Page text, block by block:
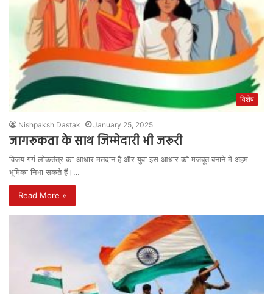
विशेष
Nishpaksh Dastak January 25, 2025
जागरूकता के साथ जिम्मेदारी भी जरूरी
विजय गर्ग लोकतंत्र का आधार मतदान है और युवा इस आधार को मजबूत बनाने में अहम
भूमिका निभा सकते हैं।…
Read More »